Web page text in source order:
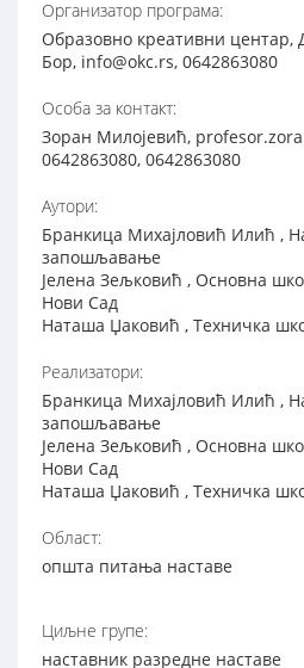
Организатор програма:
Образовно креативни центар,
Бор, info@okc.rs, 0642863080
Особа за контакт:
Зоран Милојевић,
0642863080, 0642863080
Аутори:
Бранкица Михајловић Илић ,
запошљавање
Јелена Зељковић , Основна
Нови Сад
Наташа Џаковић , Техничка
Реализатори:
Бранкица Михајловић Илић ,
запошљавање
Јелена Зељковић , Основна
Нови Сад
Наташа Џаковић , Техничка
Област:
општа питања наставе
Циљне групе:
наставник разредне наставе